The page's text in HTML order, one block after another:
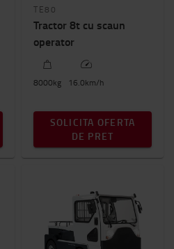
TE80
Tractor 8t cu scaun
operator
8000kg 16.0km/h
SOLICITA OFERTA
DE PRET